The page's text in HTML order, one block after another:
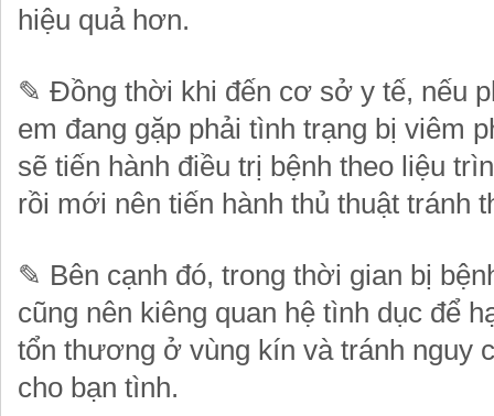
hiệu quả hơn.
✎ Đồng thời khi đến cơ sở y tế, nếu
em đang gặp phải tình trạng bị viêm
sẽ tiến hành điều trị bệnh theo liệu
rồi mới nên tiến hành thủ thuật tránh
✎ Bên cạnh đó, trong thời gian bị
cũng nên kiêng quan hệ tình dục để
tổn thương ở vùng kín và tránh nguy
cho bạn tình.